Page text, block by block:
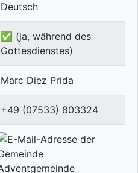
Deutsch
✅ (ja, während des
Gottesdienstes)
Marc Diez Prida
+49 (07533) 803324